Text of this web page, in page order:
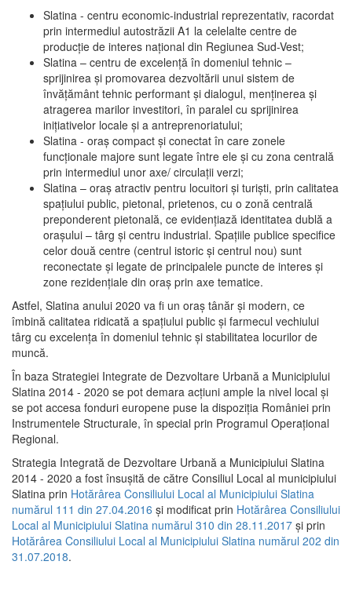
Slatina - centru economic-industrial reprezentativ, racordat
prin intermediul autostrăzii A1 la celelalte centre de
producţie de interes naţional din Regiunea Sud-Vest;
Slatina – centru de excelenţă în domeniul tehnic –
sprijinirea şi promovarea dezvoltării unui sistem de
învăţământ tehnic performant şi dialogul, menţinerea şi
atragerea marilor investitori, în paralel cu sprijinirea
iniţiativelor locale şi a antreprenoriatului;
Slatina - oraş compact şi conectat în care zonele
funcţionale majore sunt legate între ele şi cu zona centrală
prin intermediul unor axe/ circulații verzi;
Slatina – oraş atractiv pentru locuitori şi turişti, prin calitatea
spaţiului public, pietonal, prietenos, cu o zonă centrală
preponderent pietonală, ce evidenţiază identitatea dublă a
oraşului – târg şi centru industrial. Spaţiile publice specifice
celor două centre (centrul istoric şi centrul nou) sunt
reconectate şi legate de principalele puncte de interes şi
zone rezidenţiale din oraş prin axe tematice.
Astfel, Slatina anului 2020 va fi un oraş tânăr şi modern, ce
îmbină calitatea ridicată a spaţiului public şi farmecul vechiului
târg cu excelenţa în domeniul tehnic şi stabilitatea locurilor de
muncă.
În baza Strategiei Integrate de Dezvoltare Urbană a Municipiului
Slatina 2014 - 2020 se pot demara acţiuni ample la nivel local şi
se pot accesa fonduri europene puse la dispoziţia României prin
Instrumentele Structurale, în special prin Programul Operațional
Regional.
Strategia Integrată de Dezvoltare Urbană a Municipiului Slatina
2014 - 2020 a fost însuşită de către Consiliul Local al municipiului
Slatina prin Hotărârea Consiliului Local al Municipiului Slatina
numărul 111 din 27.04.2016 și modificat prin Hotărârea Consiliului
Local al Municipiului Slatina numărul 310 din 28.11.2017 și prin
Hotărârea Consiliului Local al Municipiului Slatina numărul 202 din
31.07.2018.